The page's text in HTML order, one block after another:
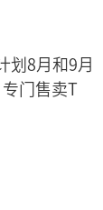
划8月和9月
门售卖T